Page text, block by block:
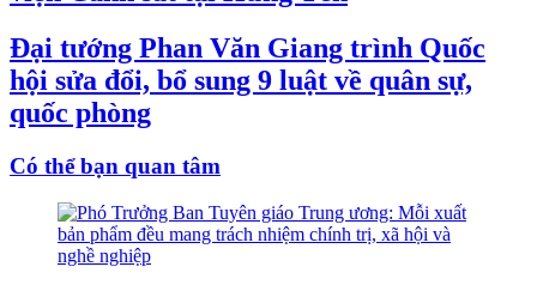
Đại tướng Phan Văn Giang trình Quốc
hội sửa đổi, bổ sung 9 luật về quân sự,
quốc phòng
Có thể bạn quan tâm